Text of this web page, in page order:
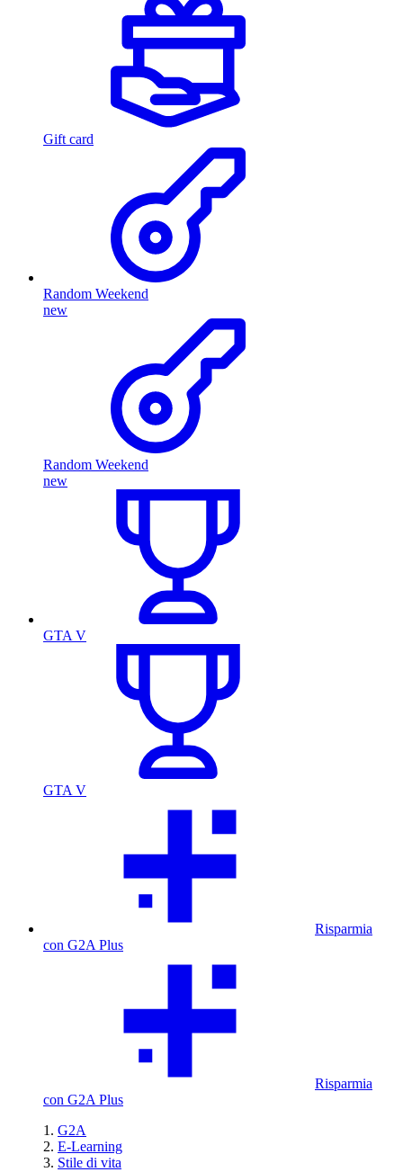
Gift card
Random Weekend
new
Random Weekend
new
GTA V
GTA V
Risparmia
con G2A Plus
Risparmia
con G2A Plus
G2A
E-Learning
Stile di vita